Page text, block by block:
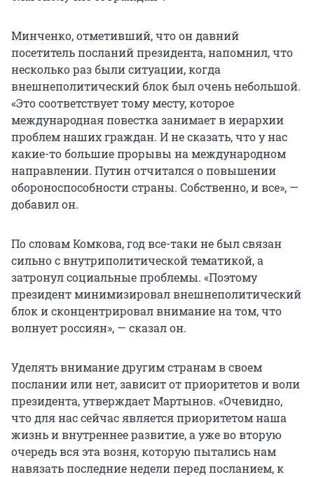
Минченко, отметивший, что он давний
посетитель посланий президента, напомнил, что
несколько раз были ситуации, когда
внешнеполитический блок был очень небольшой.
«Это соответствует тому месту, которое
международная повестка занимает в иерархии
проблем наших граждан. И не сказать, что у нас
какие-то большие прорывы на международном
направлении. Путин отчитался о повышении
обороноспособности страны. Собственно, и все», —
добавил он.
По словам Комкова, год все-таки не был связан
сильно с внутриполитической тематикой, а
затронул социальные проблемы. «Поэтому
президент минимизировал внешнеполитический
блок и сконцентрировал внимание на том, что
волнует россиян», — сказал он.
Уделять внимание другим странам в своем
послании или нет, зависит от приоритетов и воли
президента, утверждает Мартынов. «Очевидно,
что для нас сейчас является приоритетом наша
жизнь и внутреннее развитие, а уже во вторую
очередь вся эта возня, которую пытались нам
навязать последние недели перед посланием, к